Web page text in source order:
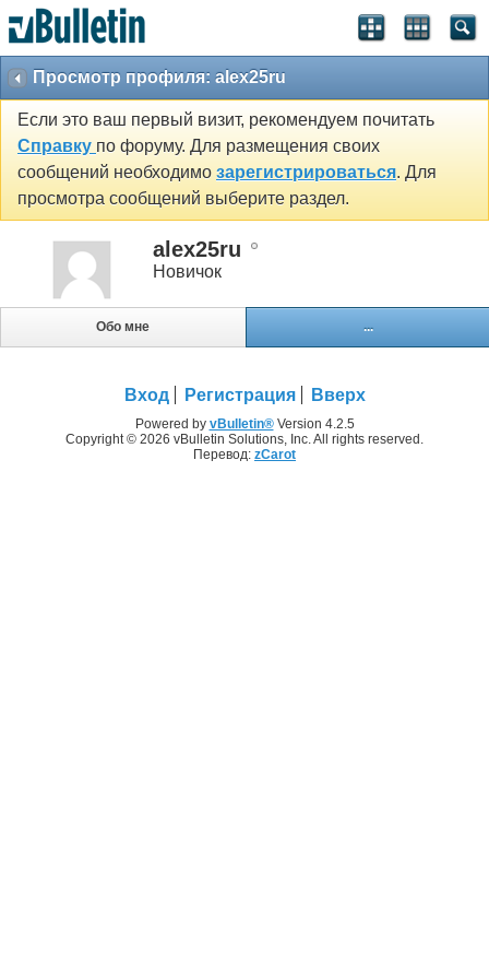
Просмотр профиля: alex25ru
Если это ваш первый визит, рекомендуем почитать
Справку по форуму. Для размещения своих
сообщений необходимо зарегистрироваться. Для
просмотра сообщений выберите раздел.
alex25ru
Новичок
Обо мне ...
Вход Регистрация Вверх
Powered by vBulletin®Version 4.2.5
Copyright © 2026 vBulletin Solutions, Inc. All rights reserved.
Перевод: zCarot